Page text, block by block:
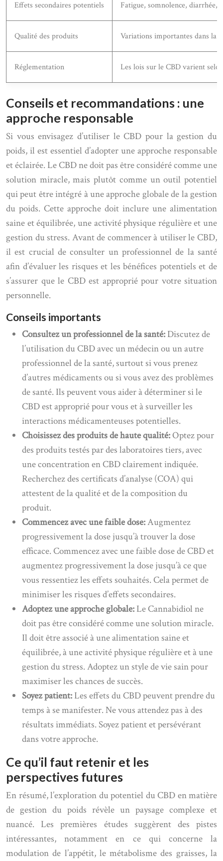
Effets secondaires potentiels Fatigue, somnolence, diarrhée,
Qualité des produits Variations importantes dans la
Réglementation Les lois sur le CBD varient
Conseils et recommandations : une
approche responsable
Si vous envisagez d’utiliser le CBD pour la gestion du
poids, il est essentiel d’adopter une approche responsable
et éclairée. Le CBD ne doit pas être considéré comme une
solution miracle, mais plutôt comme un outil potentiel
qui peut être intégré à une approche globale de la gestion
du poids. Cette approche doit inclure une alimentation
saine et équilibrée, une activité physique régulière et une
gestion du stress. Avant de commencer à utiliser le CBD,
il est crucial de consulter un professionnel de la santé
afin d’évaluer les risques et les bénéfices potentiels et de
s’assurer que le CBD est approprié pour votre situation
personnelle.
Conseils importants
Consultez un professionnel de la santé: Discutez de
l’utilisation du CBD avec un médecin ou un autre
professionnel de la santé, surtout si vous prenez
d’autres médicaments ou si vous avez des problèmes
de santé. Ils peuvent vous aider à déterminer si le
CBD est approprié pour vous et à surveiller les
interactions médicamenteuses potentielles.
Choisissez des produits de haute qualité: Optez pour
des produits testés par des laboratoires tiers, avec
une concentration en CBD clairement indiquée.
Recherchez des certificats d’analyse (COA) qui
attestent de la qualité et de la composition du
produit.
Commencez avec une faible dose:Augmentez
progressivement la dose jusqu’à trouver la dose
efficace. Commencez avec une faible dose de CBD et
augmentez progressivement la dose jusqu’à ce que
vous ressentiez les effets souhaités. Cela permet de
minimiser les risques d’effets secondaires.
Adoptez une approche globale: Le Cannabidiol ne
doit pas être considéré comme une solution miracle.
Il doit être associé à une alimentation saine et
équilibrée, à une activité physique régulière et à une
gestion du stress. Adoptez un style de vie sain pour
maximiser les chances de succès.
Soyez patient: Les effets du CBD peuvent prendre du
temps à se manifester. Ne vous attendez pas à des
résultats immédiats. Soyez patient et persévérant
dans votre approche.
Ce qu’il faut retenir et les
perspectives futures
En résumé, l’exploration du potentiel du CBD en matière
de gestion du poids révèle un paysage complexe et
nuancé. Les premières études suggèrent des pistes
intéressantes, notamment en ce qui concerne la
modulation de l’appétit, le métabolisme des graisses, la